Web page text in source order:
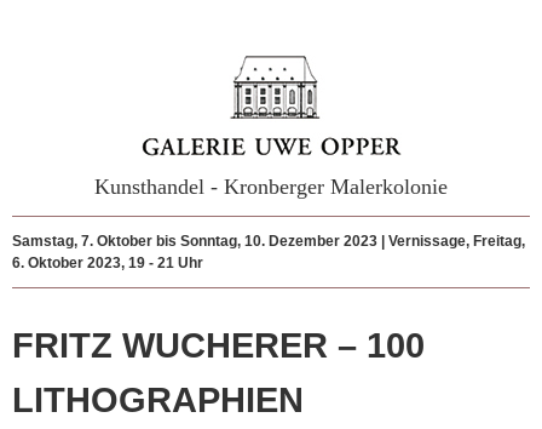
Kunsthandel - Kronberger Malerkolonie
Samstag, 7. Oktober bis Sonntag, 10. Dezember 2023 | Vernissage, Freitag,
6. Oktober 2023, 19 - 21 Uhr
FRITZ WUCHERER – 100
LITHOGRAPHIEN